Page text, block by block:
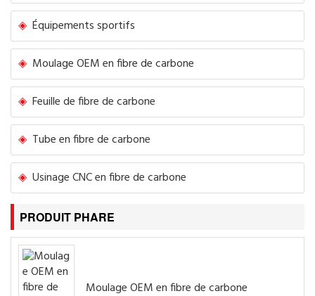
Équipements sportifs
Moulage OEM en fibre de carbone
Feuille de fibre de carbone
Tube en fibre de carbone
Usinage CNC en fibre de carbone
PRODUIT PHARE
Moulage OEM en fibre de carbone